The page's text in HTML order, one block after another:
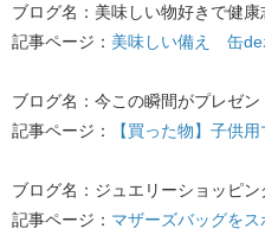
ブログ名：美味しい物好きで健康
記事ページ：​ 美味しい備え 缶de
ブログ名：今この瞬間がプレゼン
記事ページ：​
【買った物】子供
ブログ名：ジュエリーショッピン
記事ページ：​ マザーズバッグを